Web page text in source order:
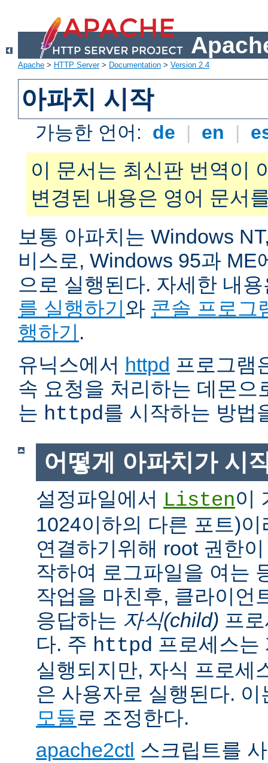
Apache > HTTP Server> Documentation > Version 2.4
아파치 시작
가능한 언어: de | en |
이 문서는 최신판 번역이
변경된 내용은 영어 문서
보통 아파치는 Windows
비스로, Windows 95과 ME
으로 실행된다. 자세한 내
를 실행하기와 콘솔 프로그
행하기 .
유닉스에서 httpd 프로그램
속 요청을 처리하는 데몬으
는 httpd를 시작하는 방법
어떻게 아파치가 시
설정파일에서 Listen이
1024이하의 다른 포트)
연결하기위해 root 권한
작하여 로그파일을 여는
작업을 마친후, 클라이언
응답하는 자식(child) 프
다. 주 httpd 프로세스는
실행되지만, 자식 프로세
은 사용자로 실행된다.
모듈 로 조정한다.
apache2ctl 스크립트를